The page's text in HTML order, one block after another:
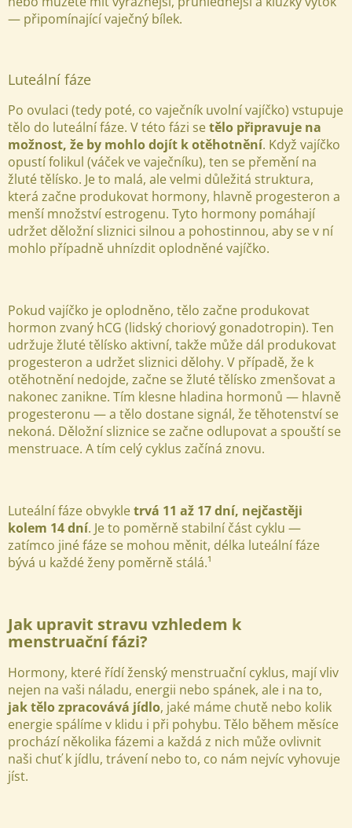
— připomínající vaječný bílek.
Luteální fáze
Po ovulaci (tedy poté, co vaječník uvolní vajíčko) vstupuje
tělo do luteální fáze. V této fázi setělo připravuje na
možnost, že by mohlo dojít k otěhotnění. Když vajíčko
opustí folikul (váček ve vaječníku), ten se přemění na
žluté tělísko. Je to malá, ale velmi důležitá struktura,
která začne produkovat hormony, hlavně progesteron a
menší množství estrogenu. Tyto hormony pomáhají
udržet děložní sliznici silnou a pohostinnou, aby se v ní
mohlo případně uhnízdit oplodněné vajíčko.
Pokud vajíčko je oplodněno, tělo začne produkovat
hormon zvaný hCG (lidský choriový gonadotropin). Ten
udržuje žluté tělísko aktivní, takže může dál produkovat
progesteron a udržet sliznici dělohy. V případě, že k
otěhotnění nedojde, začne se žluté tělísko zmenšovat a
nakonec zanikne. Tím klesne hladina hormonů — hlavně
progesteronu — a tělo dostane signál, že těhotenství se
nekoná. Děložní sliznice se začne odlupovat a spouští se
menstruace. A tím celý cyklus začíná znovu.
Luteální fáze obvykletrvá 11 až 17 dní, nejčastěji
kolem 14 dní. Je to poměrně stabilní část cyklu —
zatímco jiné fáze se mohou měnit, délka luteální fáze
bývá u každé ženy poměrně stálá.¹
Jak upravit stravu vzhledem k
menstruační fázi?
Hormony, které řídí ženský menstruační cyklus, mají vliv
nejen na vaši náladu, energii nebo spánek, ale i na to,
jak tělo zpracovává jídlo, jaké máme chutě nebo kolik
energie spálíme v klidu i při pohybu. Tělo během měsíce
prochází několika fázemi a každá z nich může ovlivnit
naši chuť k jídlu, trávení nebo to, co nám nejvíc vyhovuje
jíst.